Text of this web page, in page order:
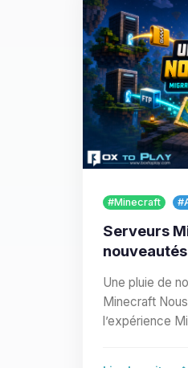
#Minecraft
Serveurs
Une pluie de
Minecraft
l’expérience